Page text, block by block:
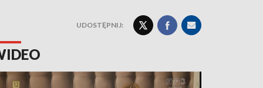
UDOSTĘPNIJ: